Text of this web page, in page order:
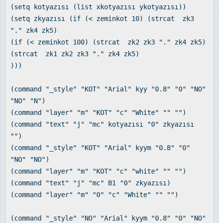
(setq kotyazısı (list xkotyazısı ykotyazısı))
(setq zkyazısı (if (< zeminkot 10) (strcat zk3
"." zk4 zk5)
(if (< zeminkot 100) (strcat zk2 zk3 "." zk4 zk5)
(strcat zk1 zk2 zk3 "." zk4 zk5)
)))
(command "_style" "KOT" "Arial" kyy "0.8" "0" "NO"
"NO" "N")
(command "layer" "m" "KOT" "c" "White" "" "")
(command "text" "j" "mc" kotyazısı "0" zkyazısı
"")
(command "_style" "KOT" "Arial" kyym "0.8" "0"
"NO" "NO")
(command "layer" "m" "KOT" "c" "white" "" "")
(command "text" "j" "mc" B1 "0" zkyazısı)
(command "layer" "m" "0" "c" "White" "" "")
(command "_style" "NO" "Arial" kyym "0.8" "0" "NO"